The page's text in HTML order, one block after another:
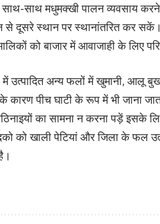
साथ मधुमक्खी पालन व्यवसाय करने
से दूसरे स्थान पर स्थानांतरित कर
को बाजार में आवाजाही के लिए
में उत्पादित अन्य फलों में खुमानी,
कारण पीच घाटी के रूप में भी जाना
का सामना न करना पड़ें इसके लिए
को खाली पेटियां और जिला के फल